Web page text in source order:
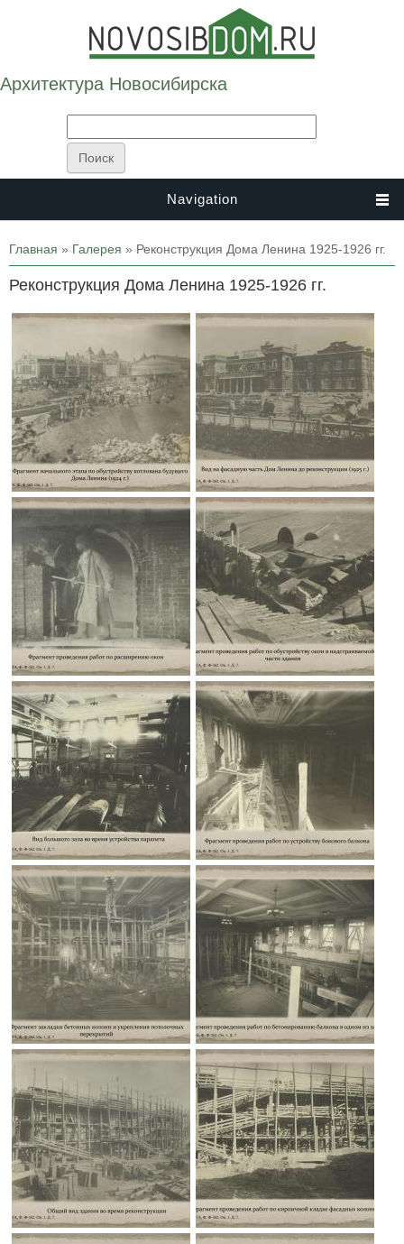
Архитектура Новосибирска
Navigation
Вы здесь
Главная » Галерея » Реконструкция Дома Ленина 1925-1926 гг.
Реконструкция Дома Ленина 1925-1926 гг.